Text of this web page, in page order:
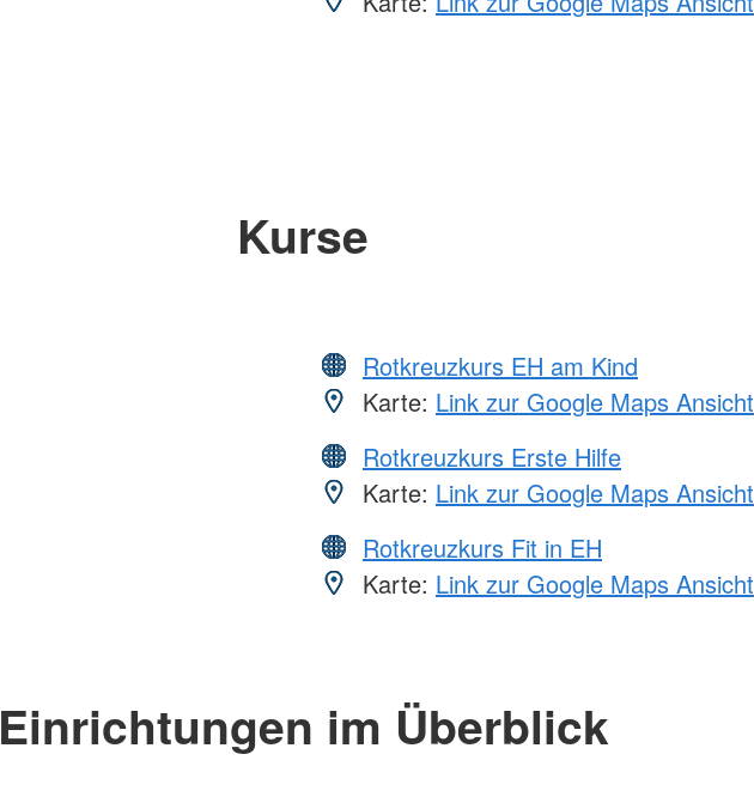
Kurse
Rotkreuzkurs EH am Kind
Karte: Link zur Google Maps Ansicht
Rotkreuzkurs Erste Hilfe
Karte: Link zur Google Maps Ansicht
Rotkreuzkurs Fit in EH
Karte: Link zur Google Maps Ansicht
Einrichtungen im Überblick